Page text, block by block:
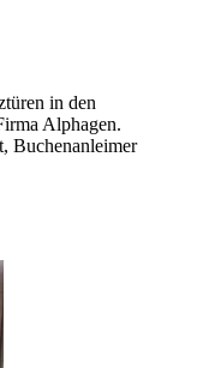
in den
Alphagen.
Buchenanleimer